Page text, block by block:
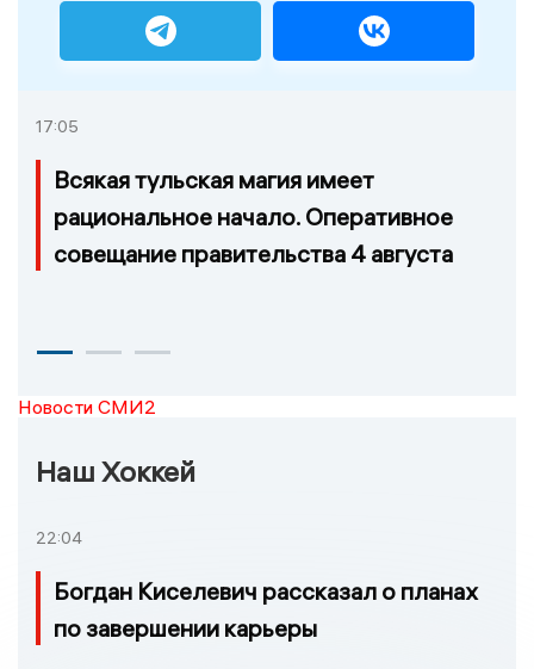
17:05
Всякая тульская магия имеет
рациональное начало. Оперативное
совещание правительства 4 августа
Новости СМИ2
Наш Хоккей
22:04
Богдан Киселевич рассказал о планах
по завершении карьеры